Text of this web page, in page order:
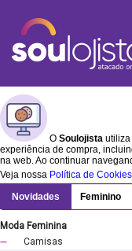
O Soulojista utiliza
experiência de compra,
na web. Ao continuar
Veja nossa Política de Cookies
Novidades Feminino
Moda Feminina
Camisas